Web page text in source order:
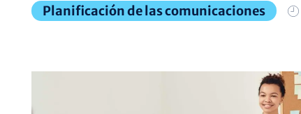
Planificación de las comunicaciones